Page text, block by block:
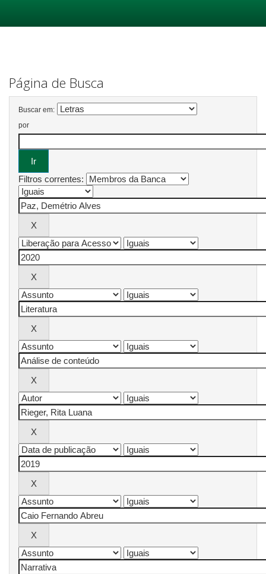
Página de Busca
Buscar em:
por
Filtros correntes: